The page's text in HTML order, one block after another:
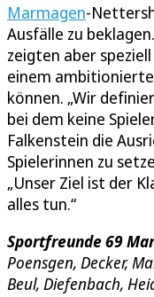
Marmagen-
Ausfälle zu
zeigten aber
einem
können. „Wir
bei dem keine
Falkenstein die
Spielerinnen zu
„Unser Ziel ist der
alles tun.“
Sportfreunde 69
Poensgen, Decker,
Beul, Diefenbach,